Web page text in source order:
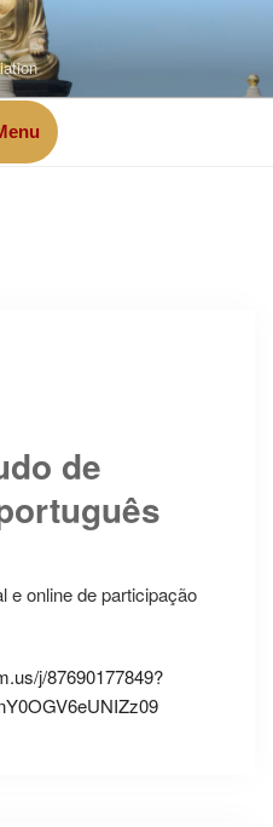
de
e online de participação
j/87690177849?